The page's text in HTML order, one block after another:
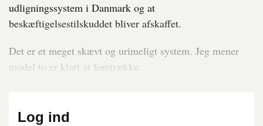
udligningssystem i Danmark og at
beskæftigelsestilskuddet bliver afskaffet.
Det er et meget skævt og urimeligt system. Jeg mener
model to er klart at foretrække.
Log ind